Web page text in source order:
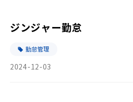
ジンジャー勤怠
勤怠管理
2024-12-03